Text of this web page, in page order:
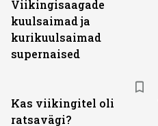
Viikingisaagade
kuulsaimad ja
kurikuulsaimad
supernaised
Kas viikingitel oli
ratsavägi?